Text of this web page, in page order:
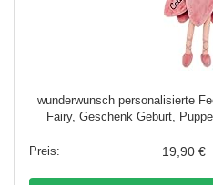
wunderwunsch personalisierte
Fairy, Geschenk Geburt,
19,90 €